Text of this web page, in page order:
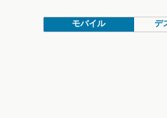
モバイル デ